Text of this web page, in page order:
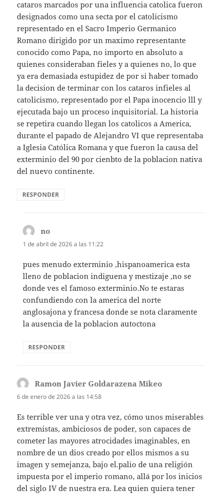
cataros marcados por una influencia catolica fueron
designados como una secta por el catolicismo
representado en el Sacro Imperio Germanico
Romano dirigido por un maximo representante
conocido como Papa, no importo en absoluto a
quienes consideraban fieles y a quienes no, lo que
ya era demasiada estupidez de por si haber tomado
la decision de terminar con los cataros infieles al
catolicismo, representado por el Papa inocencio lll y
ejecutada bajo un proceso inquisitorial. La historia
se repetira cuando llegan los catolicos a America,
durante el papado de Alejandro VI que representaba
a Iglesia Católica Romana y que fueron la causa del
exterminio del 90 por cienbto de la poblacion nativa
del nuevo continente.
RESPONDER
no
1 de abril de 2026 a las 11:22
pues menudo exterminio ,hispanoamerica esta
lleno de poblacion indiguena y mestizaje ,no se
donde ves el famoso exterminio.No te estaras
confundiendo con la america del norte
anglosajona y francesa donde se nota claramente
la ausencia de la poblacion autoctona
RESPONDER
Ramon Javier Goldarazena Mikeo
6 de enero de 2026 a las 14:58
Es terrible ver una y otra vez, cómo unos miserables
extremistas, ambiciosos de poder, son capaces de
cometer las mayores atrocidades imaginables, en
nombre de un dios creado por ellos mismos a su
imagen y semejanza, bajo el.palio de una religión
impuesta por el imperio romano, allá por los inicios
del siglo IV de nuestra era. Lea quien quiera tener